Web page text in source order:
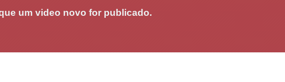
um video novo for publicado.